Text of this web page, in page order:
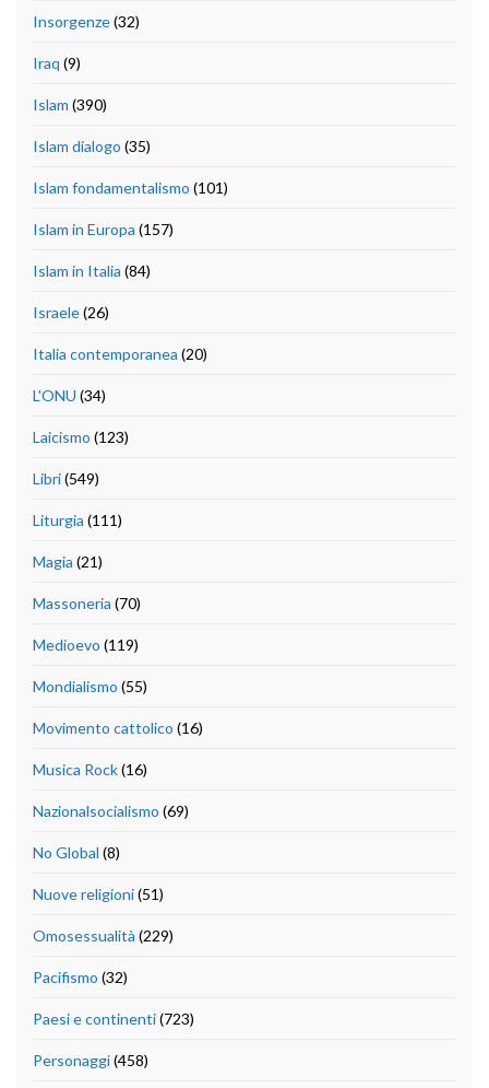
Insorgenze(32)
Iraq (9)
Islam (390)
Islam dialogo (35)
Islam fondamentalismo (101)
Islam in Europa (157)
Islam in Italia (84)
Israele(26)
Italia contemporanea (20)
L'ONU (34)
Laicismo (123)
Libri(549)
Liturgia (111)
Magia (21)
Massoneria (70)
Medioevo (119)
Mondialismo (55)
Movimento cattolico (16)
Musica Rock(16)
Nazionalsocialismo (69)
No Global (8)
Nuove religioni(51)
Omosessualità (229)
Pacifismo (32)
Paesi e continenti(723)
Personaggi(458)